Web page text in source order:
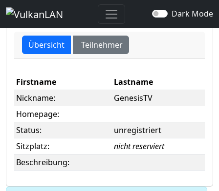
Dark Mode
user -> GenesisTV
Übersicht Teilnehmer
Firstname
Lastname
Nickname:
GenesisTV
Homepage:
Status:
unregistriert
Sitzplatz:
nicht reserviert
Beschreibung: